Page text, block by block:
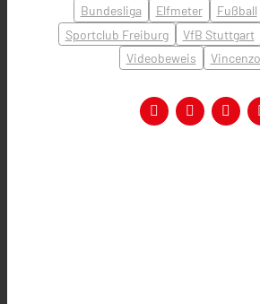
Bundesliga Elfmeter Fußball
Sportclub Freiburg
VfB Stuttgart
Videobeweis